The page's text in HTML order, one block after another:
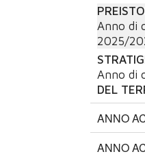
Anno di
2025/
Anno di
DEL
ANNO
ANNO